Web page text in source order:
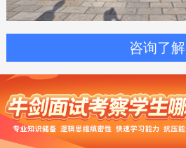
咨询了解